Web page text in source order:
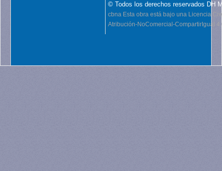
© Todos los derechos reservados DH
cbna Esta obra está bajo una Licencia
Atribución-NoComercial-CompartirIgual